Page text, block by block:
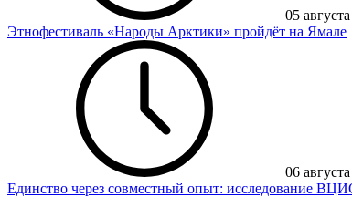
05
Этнофестиваль «Народы Арктики» пройдёт на Ямале
06
Единство через совместный опыт: исследование